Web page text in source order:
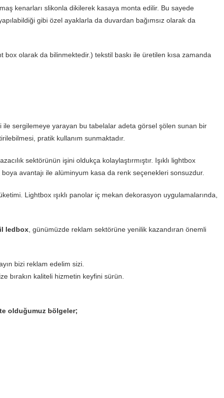
kenarları slikonla dikilerek kasaya monta edilir. Bu sayede
gibi özel ayaklarla da duvardan bağımsız olarak da
box olarak da bilinmektedir.) tekstil baskı ile üretilen kısa zamanda
sergilemeye yarayan bu tabelalar adeta görsel şölen sunan bir
pratik kullanım sunmaktadır.
sektörünün işini oldukça kolaylaştırmıştır. Işıklı lightbox
avantajı ile alüminyum kasa da renk seçenekleri sonsuzdur.
Lightbox ışıklı panolar iç mekan dekorasyon uygulamalarında,
ledbox , günümüzde reklam sektörüne yenilik kazandıran önemli
bizi reklam edelim sizi.
bırakın kaliteli hizmetin keyfini sürün.
olduğumuz bölgeler;